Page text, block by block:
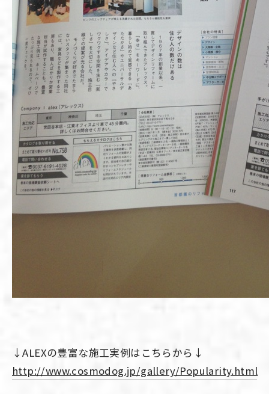
↓ALEXの豊富な施工実例はこちらから↓
http://www.cosmodog.jp/gallery/Popularity.html